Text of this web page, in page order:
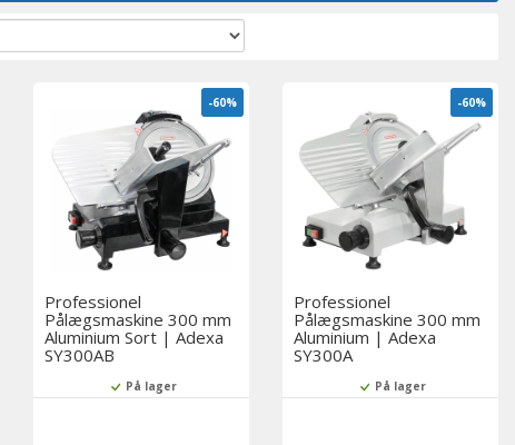
-60%
Professionel
Pålægsmaskine 300 mm
Aluminium Sort | Adexa
SY300AB
På lager
-60%
Professionel
Pålægsmaskine 300 mm
Aluminium | Adexa
SY300A
På lager